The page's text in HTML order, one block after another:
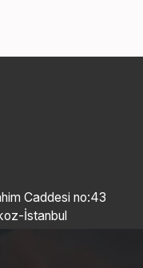
Caddesi no:43
İstanbul